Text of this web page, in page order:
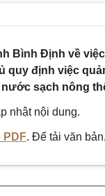
Bình Định về
quy định việc
nước sạch nông
nhật nội dung.
PDF. Để tải văn